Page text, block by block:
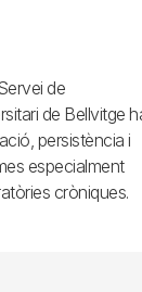
de
de Bellvitge
persistència i
especialment
cròniques.